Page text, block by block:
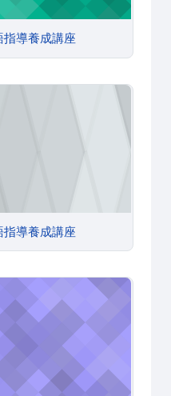
指導養成講座
導養成講座
指導養成講座
導養成講座